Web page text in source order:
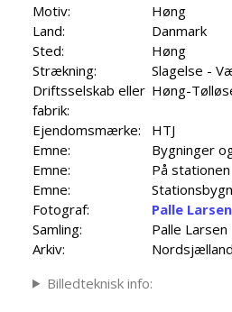
Motiv:
Høng
Land:
Danmark
Sted:
Høng
Strækning:
Slagelse -
Driftsselskab eller
fabrik:
Høng-
Ejendomsmærke:
HTJ
Emne:
Bygninger
Emne:
På stationen
Emne:
Fotograf:
Palle Larsen
Samling:
Palle Larsen
Arkiv:
Billedteknisk info: